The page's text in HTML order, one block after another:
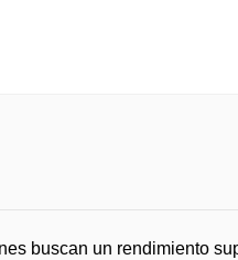
buscan un rendimiento